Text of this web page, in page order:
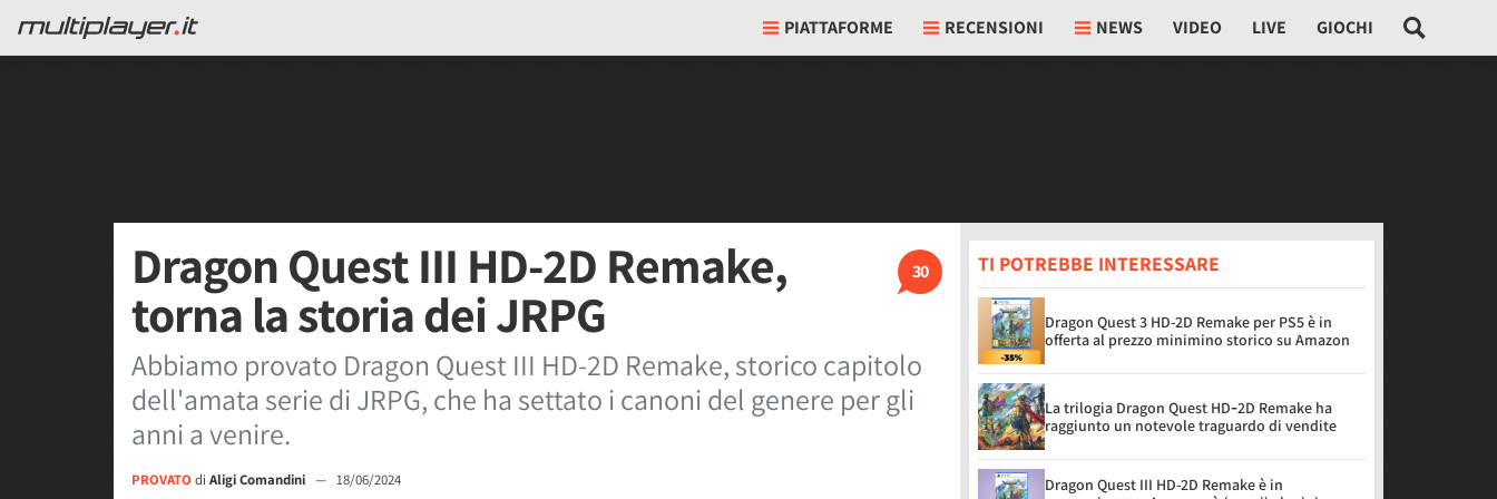
PIATTAFORME RECENSIONI NEWS VIDEO LIVE GIOCHI
30
Dragon Quest III HD-2D Remake,
torna la storia dei JRPG
Abbiamo provato Dragon Quest III HD-2D Remake, storico capitolo
dell'amata serie di JRPG, che ha settato i canoni del genere per gli
anni a venire.
PROVATO di Aligi Comandini — 18/06/2024
TI POTREBBE INTERESSARE
Dragon Quest 3 HD-2D Remake per PS5 è in
offerta al prezzo minimino storico su Amazon
La trilogia Dragon Quest HD‑2D Remake ha
raggiunto un notevole traguardo di vendite
Dragon Quest III HD-2D Remake è in